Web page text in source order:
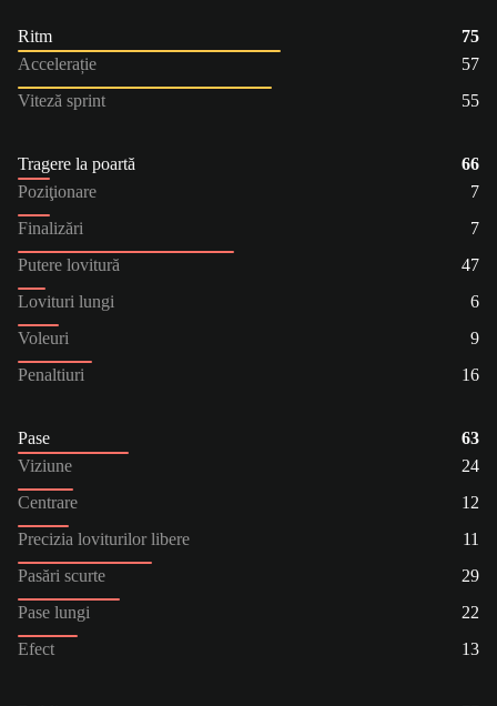
Ritm
75
Accelerație
57
Viteză sprint
55
Tragere la poartă
66
Poziţionare
7
Finalizări
7
Putere lovitură
47
Lovituri lungi
6
Voleuri
9
Penaltiuri
16
Pase
63
Viziune
24
Centrare
12
Precizia loviturilor libere
11
Pasări scurte
29
Pase lungi
22
Efect
13